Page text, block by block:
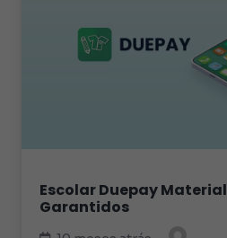
Escolar Duepay
Garantidos